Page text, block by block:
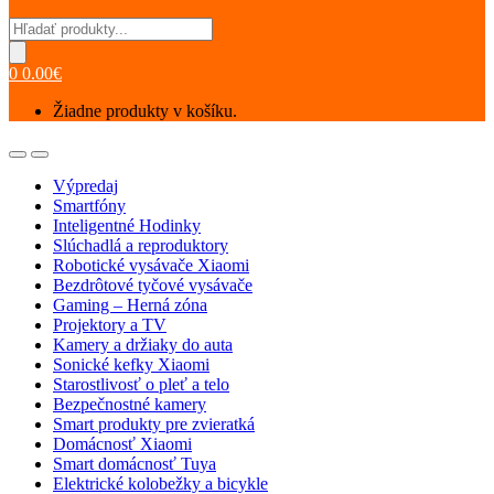
Products
search
0 0.00€
Žiadne produkty v košíku.
OpenClose
Výpredaj
Smartfóny
Inteligentné Hodinky
Slúchadlá a reproduktory
Robotické vysávače Xiaomi
Bezdrôtové tyčové vysávače
Gaming – Herná zóna
Projektory a TV
Kamery a držiaky do auta
Sonické kefky Xiaomi
Starostlivosť o pleť a telo
Bezpečnostné kamery
Smart produkty pre zvieratká
Domácnosť Xiaomi
Smart domácnosť Tuya
Elektrické kolobežky a bicykle